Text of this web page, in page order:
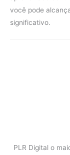
você pode
significativo.
PLR Digital o